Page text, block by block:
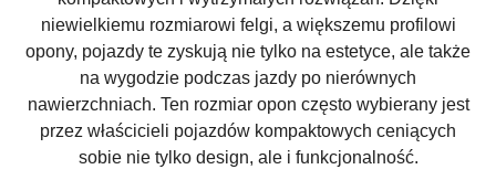
niewielkiemu rozmiarowi felgi, a większemu profilowi
opony, pojazdy te zyskują nie tylko na estetyce, ale także
na wygodzie podczas jazdy po nierównych
nawierzchniach. Ten rozmiar opon często wybierany jest
przez właścicieli pojazdów kompaktowych ceniących
sobie nie tylko design, ale i funkcjonalność.